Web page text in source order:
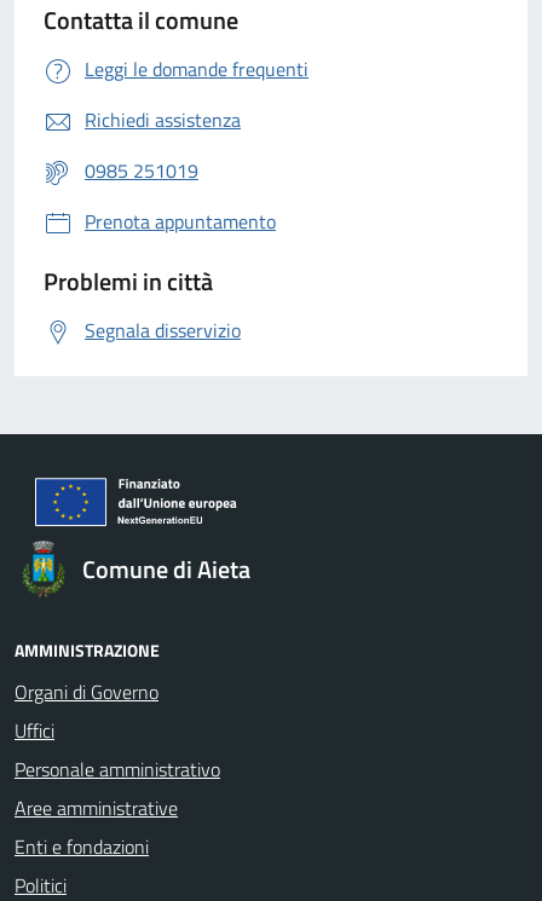
Contatta il comune
Leggi le domande frequenti
Richiedi assistenza
0985 251019
Prenota appuntamento
Problemi in città
Segnala disservizio
Comune di Aieta
AMMINISTRAZIONE
Organi di Governo
Uffici
Personale amministrativo
Aree amministrative
Enti e fondazioni
Politici